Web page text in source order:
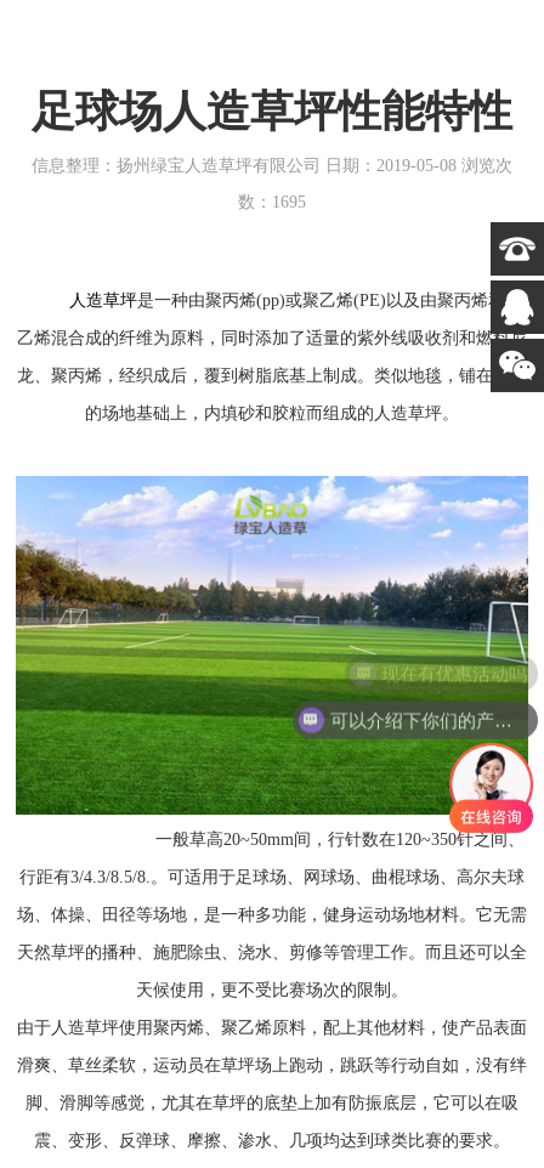
足球场人造草坪性能特性
信息整理：扬州绿宝人造草坪有限公司 日期：2019-05-08 浏览次
数：1695
人造草坪是一种由聚丙烯(pp)或聚乙烯(PE)以及由聚丙烯和聚
乙烯混合成的纤维为原料，同时添加了适量的紫外线吸收剂和燃料尼
龙、聚丙烯，经织成后，覆到树脂底基上制成。类似地毯，铺在坚硬
的场地基础上，内填砂和胶粒而组成的人造草坪。
一般草高20~50mm间 ，行针数在120~350针之间、
行距有3/4.3/8.5/8.。可适用于足球场、网球场、曲棍球场、高尔夫球
场、体操、田径等场地，是一种多功能，健身运动场地材料。它无需
天然草坪的播种、施肥除虫、浇水、剪修等管理工作。而且还可以全
天候使用，更不受比赛场次的限制。
由于人造草坪使用聚丙烯、聚乙烯原料，配上其他材料，使产品表面
滑爽、草丝柔软，运动员在草坪场上跑动，跳跃等行动自如，没有绊
脚、滑脚等感觉，尤其在草坪的底垫上加有防振底层，它可以在吸
震、变形、反弹球、摩擦、渗水、几项均达到球类比赛的要求。
可以介绍下你们的产品么
现在有优惠活动吗